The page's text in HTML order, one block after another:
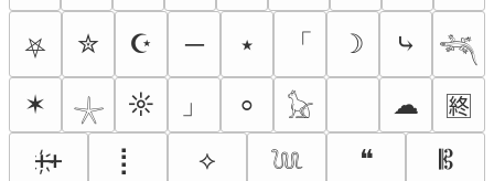
⛧ ✮ ☪ ─ ⭑ 「 ☽ ⤷
𓆈
✶
𓇼 ☼ 」 ⸰ 𓃠 ☁
🈡
ᚐ҉ᚐ
⡇ ⟡ 𓆙 ❝ 𝄡